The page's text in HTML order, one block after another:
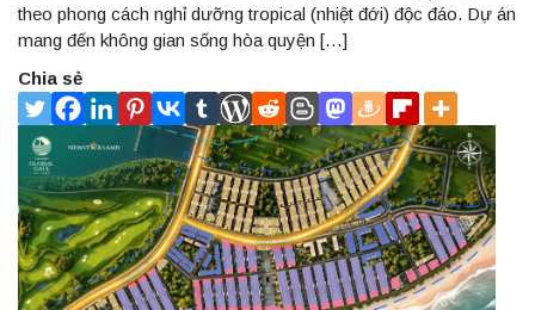
theo phong cách nghỉ dưỡng tropical (nhiệt đới) độc đáo. Dự án
mang đến không gian sống hòa quyện […]
Chia sẻ